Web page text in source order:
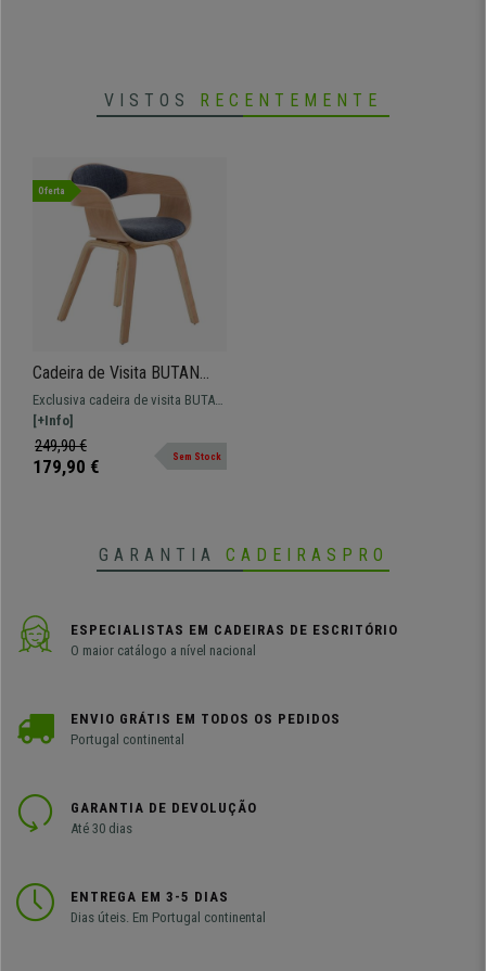
VISTOS RECENTEMENTE
Oferta
Cadeira de Visita BUTAN
PANO, Exclusivo Design, Em
Madeira, Cor Faia, Em Azul
Exclusiva cadeira de visita BUTAN
PANO. Um modelo único, perfeito
para dar um toque de estilo ao
escritório.
[+Info]
249,90 €
179,90 € Sem Stock
GARANTIA CADEIRASPRO
ESPECIALISTAS EM CADEIRAS DE ESCRITÓRIO
O maior catálogo a nível nacional
ENVIO GRÁTIS EM TODOS OS PEDIDOS
Portugal continental
GARANTIA DE DEVOLUÇÃO
Até 30 dias
ENTREGA EM 3-5 DIAS
Dias úteis. Em Portugal continental